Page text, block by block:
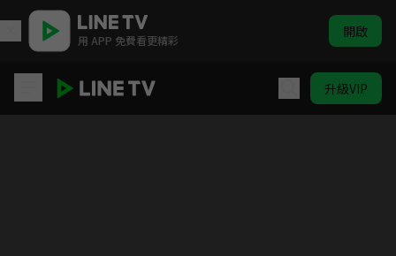
用 APP 免費看更精彩 開啟
升級VIP